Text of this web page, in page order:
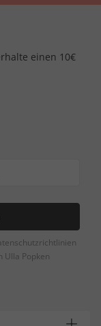
einen 10€
Ulla Popken